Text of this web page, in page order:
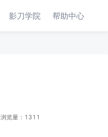
影刀学院 帮助中心
浏览量： 1311